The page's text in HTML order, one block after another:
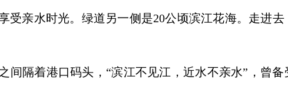
受亲水时光。绿道另一侧是20公顷滨江花海。走进
间隔着港口码头，“滨江不见江，近水不亲水”，曾备